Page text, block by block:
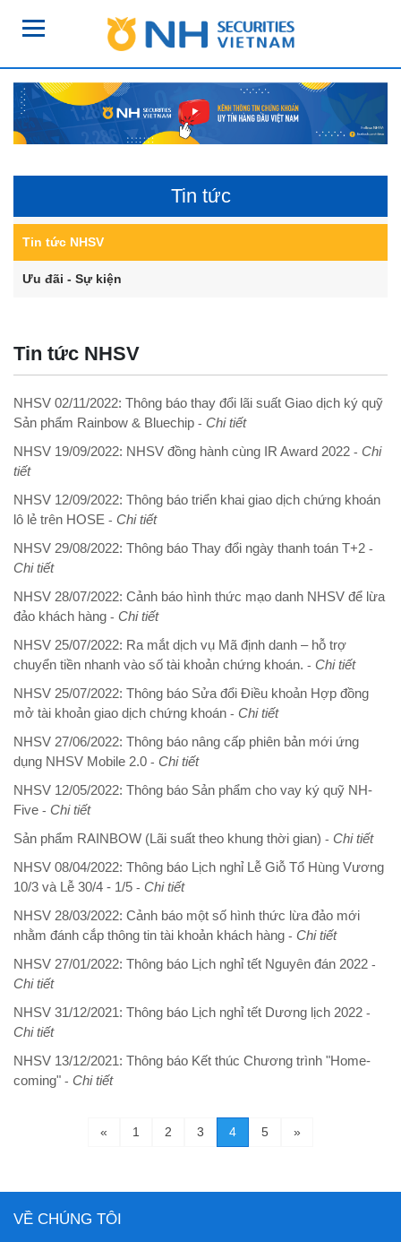
Tin tức
Tin tức NHSV
Ưu đãi - Sự kiện
Tin tức NHSV
NHSV 02/11/2022: Thông báo thay đổi lãi suất Giao dịch ký quỹ
Sản phẩm Rainbow & Bluechip - Chi tiết
NHSV 19/09/2022: NHSV đồng hành cùng IR Award 2022 - Chi
tiết
NHSV 12/09/2022: Thông báo triển khai giao dịch chứng khoán
lô lẻ trên HOSE - Chi tiết
NHSV 29/08/2022: Thông báo Thay đổi ngày thanh toán T+2 -
Chi tiết
NHSV 28/07/2022: Cảnh báo hình thức mạo danh NHSV để lừa
đảo khách hàng - Chi tiết
NHSV 25/07/2022: Ra mắt dịch vụ Mã định danh – hỗ trợ
chuyển tiền nhanh vào số tài khoản chứng khoán. - Chi tiết
NHSV 25/07/2022: Thông báo Sửa đổi Điều khoản Hợp đồng
mở tài khoản giao dịch chứng khoán - Chi tiết
NHSV 27/06/2022: Thông báo nâng cấp phiên bản mới ứng
dụng NHSV Mobile 2.0 - Chi tiết
NHSV 12/05/2022: Thông báo Sản phẩm cho vay ký quỹ NH-
Five - Chi tiết
Sản phẩm RAINBOW (Lãi suất theo khung thời gian) - Chi tiết
NHSV 08/04/2022: Thông báo Lịch nghỉ Lễ Giỗ Tổ Hùng Vương
10/3 và Lễ 30/4 - 1/5 - Chi tiết
NHSV 28/03/2022: Cảnh báo một số hình thức lừa đảo mới
nhằm đánh cắp thông tin tài khoản khách hàng - Chi tiết
NHSV 27/01/2022: Thông báo Lịch nghỉ tết Nguyên đán 2022 -
Chi tiết
NHSV 31/12/2021: Thông báo Lịch nghỉ tết Dương lịch 2022 -
Chi tiết
NHSV 13/12/2021: Thông báo Kết thúc Chương trình "Home-
coming" - Chi tiết
« 1 2 3 4 5 »
VỀ CHÚNG TÔI